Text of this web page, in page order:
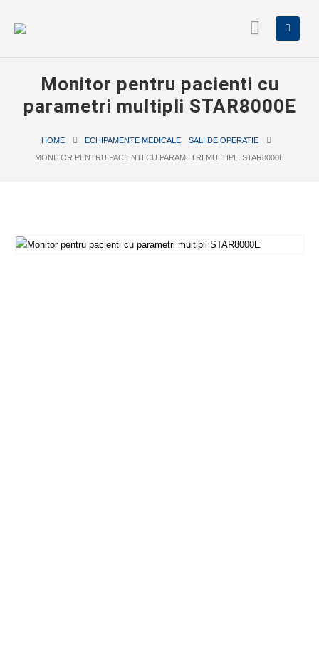
Monitor pentru pacienti cu
parametri multipli STAR8000E
HOME ECHIPAMENTE MEDICALE,
SALI DE OPERATIE
MONITOR PENTRU PACIENTI CU PARAMETRI MULTIPLI STAR8000E